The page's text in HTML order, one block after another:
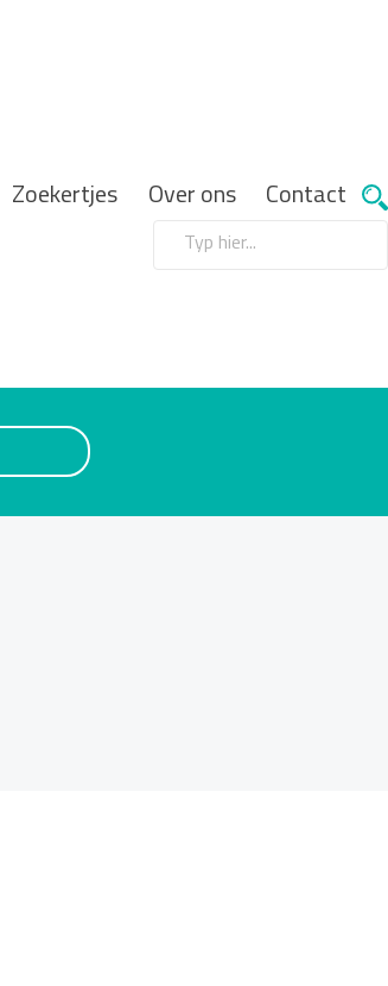
Zoekertjes Over ons Contact